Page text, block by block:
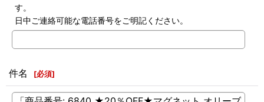
す。
日中ご連絡可能な電話番号をご明記ください。
件名 [必須]